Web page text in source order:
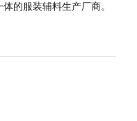
的服装辅料生产厂商。